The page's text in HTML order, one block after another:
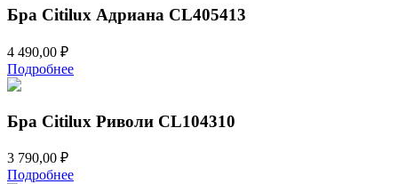
490,00 ₽.
Бра Citilux Адриана CL405413
4 490,00 ₽
Подробнее
Бра Citilux Риволи CL104310
3 790,00 ₽
Подробнее